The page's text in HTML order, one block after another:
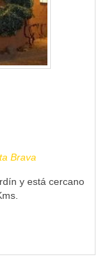
Brava
y está cercano